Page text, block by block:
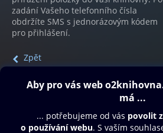
zadání Vašeho telefonního čísla
obdržíte SMS s jednorázovým kódem
pro přihlášení.
Zpět
Obsah ke stažení